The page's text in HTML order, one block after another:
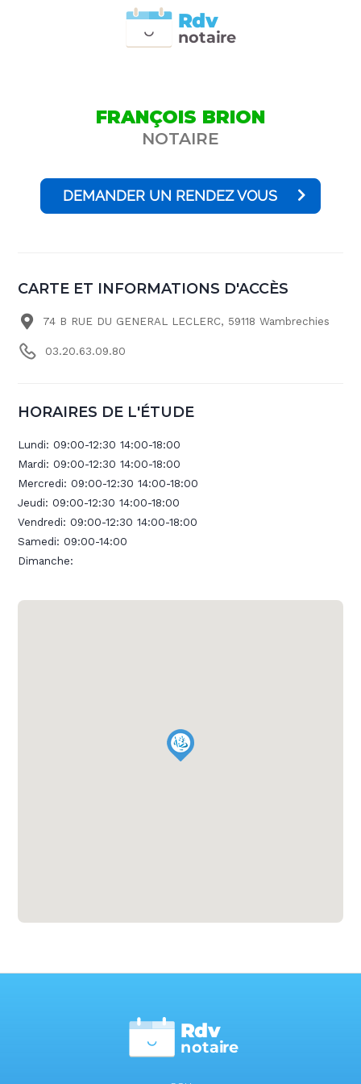
notaire
Rdv
FRANÇOIS BRION
NOTAIRE
DEMANDER UN RENDEZ VOUS
CARTE ET INFORMATIONS D'ACCÈS
74 B RUE DU GENERAL LECLERC, 59118 Wambrechies
03.20.63.09.80
HORAIRES DE L'ÉTUDE
Lundi:09:00-12:30 14:00-18:00
Mardi:09:00-12:30 14:00-18:00
Mercredi:09:00-12:30 14:00-18:00
Jeudi:09:00-12:30 14:00-18:00
Vendredi:09:00-12:30 14:00-18:00
Samedi:09:00-14:00
Dimanche:
notaire
Rdv